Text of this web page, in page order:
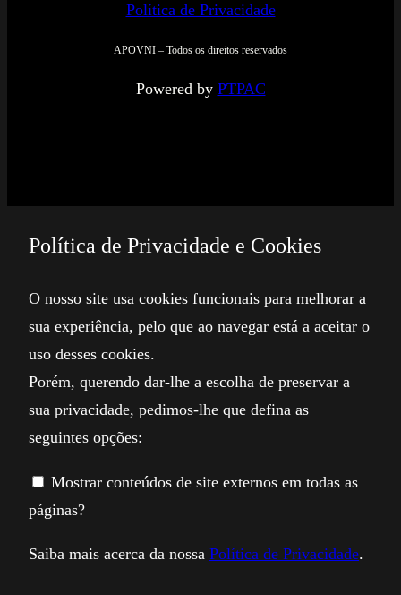
Política de Privacidade
APOVNI – Todos os direitos reservados
Powered by PTPAC
Política de Privacidade e Cookies
O nosso site usa cookies funcionais para melhorar a
sua experiência, pelo que ao navegar está a aceitar o
uso desses cookies.
Porém, querendo dar-lhe a escolha de preservar a
sua privacidade, pedimos-lhe que defina as
seguintes opções:
Mostrar conteúdos de site externos em todas as
páginas?
Saiba mais acerca da nossa Política de Privacidade.